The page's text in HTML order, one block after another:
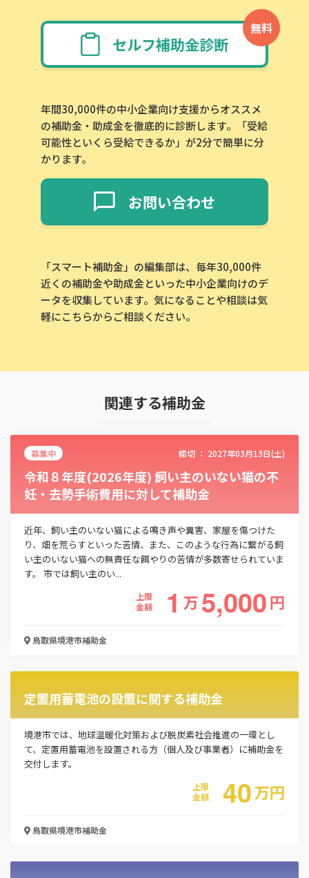
無料
セルフ補助金診断
年間30,000件の中小企業向け支援からオススメ
の補助金・助成金を徹底的に診断します。「受給
可能性といくら受給できるか」が2分で簡単に分
かります。
お問い合わせ
「スマート補助金」の編集部は、毎年30,000件
近くの補助金や助成金といった中小企業向けのデ
ータを収集しています。気になることや相談は気
軽にこちらからご相談ください。
関連する補助金
募集中 締切 ： 2027年03月13日(土)
令和８年度(2026年度) 飼い主のいない猫の不
妊・去勢手術費用に対して補助金
近年、飼い主のいない猫による鳴き声や糞害、家屋を傷つけた
り、畑を荒らすといった苦情、また、このような行為に繋がる飼
い主のいない猫への無責任な餌やりの苦情が多数寄せられていま
す。 市では飼い主のい...
上限
金額
1 万5,000円
鳥取県境港市補助金
定置用蓄電池の設置に関する補助金
境港市では、地球温暖化対策および脱炭素社会推進の一環とし
て、定置用蓄電池を設置される方（個人及び事業者）に補助金を
交付します。
上限
金額
40万円
鳥取県境港市補助金